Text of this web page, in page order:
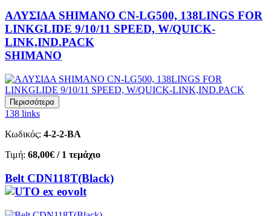
ΑΛΥΣΙΔΑ SHIMANO CN-LG500, 138LINGS FOR
LINKGLIDE 9/10/11 SPEED, W/QUICK-
LINK,IND.PACK
SHIMANO
Περισσότερα
138 links
Κωδικός: 4-2-2-BA
Τιμή: 68,00€ / 1 τεμάχιο
Belt CDN118T(Black)